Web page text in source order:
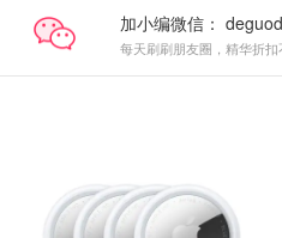
加小编微信：
每天刷刷朋友圈，精华折